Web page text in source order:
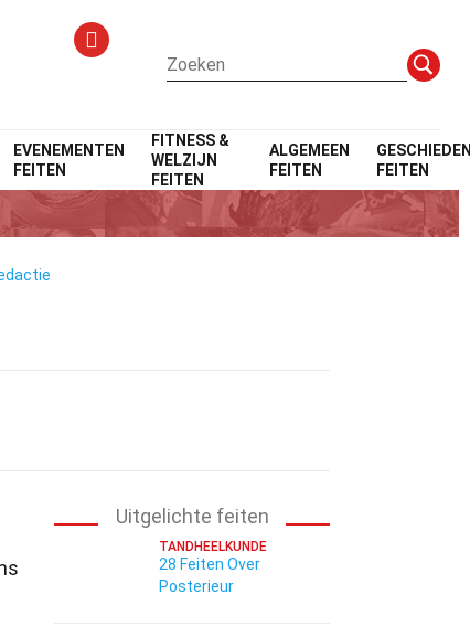
EVENEMENTEN
FEITEN
FITNESS &
WELZIJN
FEITEN
ALGEMEEN
FEITEN
FEITEN
Uitgelichte feiten
TANDHEELKUNDE
28 Feiten Over
Posterieur